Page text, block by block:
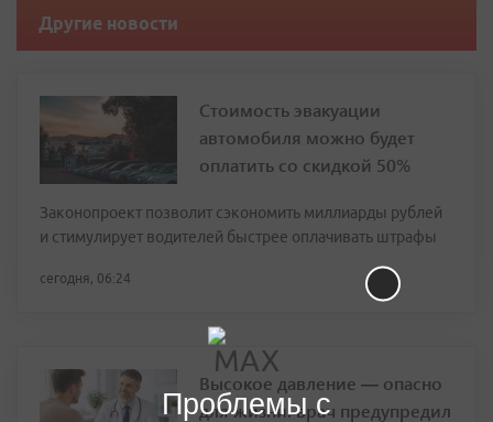
Другие новости
Стоимость эвакуации
автомобиля можно будет
оплатить со скидкой 50%
Законопроект позволит сэкономить миллиарды рублей
и стимулирует водителей быстрее оплачивать штрафы
сегодня, 06:24
Высокое давление — опасно
для жизни: врач предупредил
Проблемы с